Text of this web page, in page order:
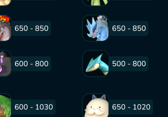
650 - 850 650 - 850
600 - 800 500 - 800
600 - 1030 650 - 1020